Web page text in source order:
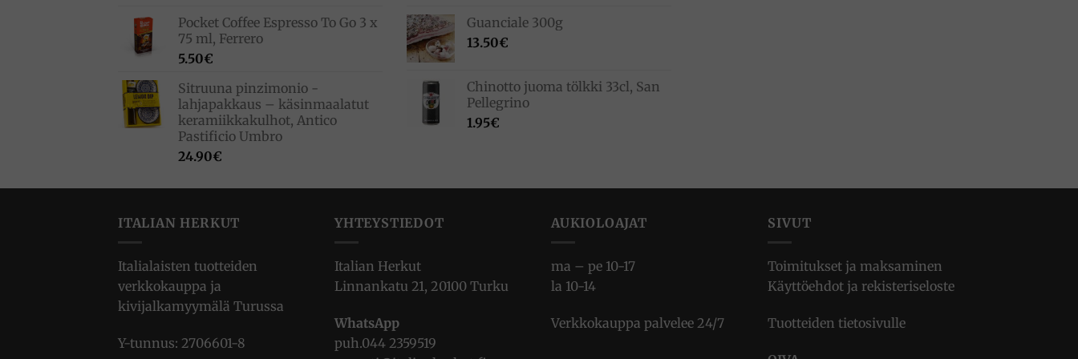
Pocket Coffee Espresso To Go 3 x
75 ml, Ferrero
5.50€
Sitruuna pinzimonio -
lahjapakkaus – käsinmaalatut
keramiikkakulhot, Antico
Pastificio Umbro
24.90€
Guanciale 300g
13.50€
Chinotto juoma tölkki 33cl, San
Pellegrino
1.95€
ITALIAN HERKUT
Italialaisten tuotteiden
verkkokauppa ja
kivijalkamyymälä Turussa
Y-tunnus: 2706601-8
YHTEYSTIEDOT
Italian Herkut
Linnankatu 21, 20100 Turku
WhatsApp
puh.044 2359519
AUKIOLOAJAT
ma – pe 10-17
la 10-14
Verkkokauppa palvelee 24/7
SIVUT
Toimitukset ja maksaminen
Käyttöehdot ja rekisteriseloste
Tuotteiden tietosivulle